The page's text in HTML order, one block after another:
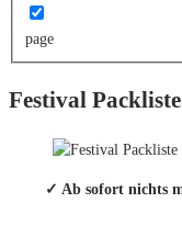
page
Festival Packliste
✓ Ab sofort nichts